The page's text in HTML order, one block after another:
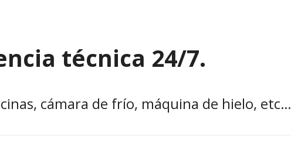
técnica 24/7.
cámara de frío, máquina de hielo, etc…